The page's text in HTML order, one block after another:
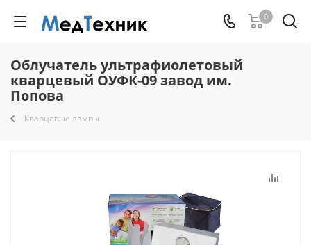
0
Облучатель ультрафиолетовый
кварцевый ОУФК-09 завод им.
Попова
Кварцевые лампы